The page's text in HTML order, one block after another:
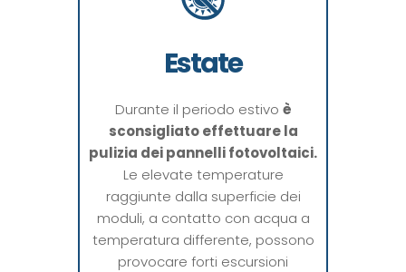
Estate
Durante il periodo estivo è
sconsigliato effettuare la
pulizia dei pannelli fotovoltaici.
Le elevate temperature
raggiunte dalla superficie dei
moduli, a contatto con acqua a
temperatura differente, possono
provocare forti escursioni